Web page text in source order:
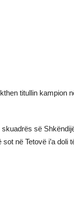
titullin kampion
së
në Tetovë i’a doli